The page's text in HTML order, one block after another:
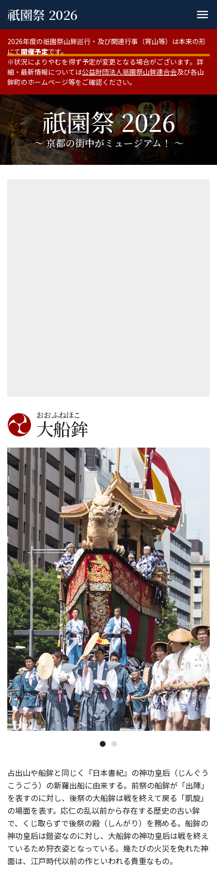
祇園祭 2026 menu
2026年度の祇園祭山鉾巡行・及び関連行事（宵山等）は本来の形
にて開催予定です。
※状況によりやむを得ず予定が変更となる場合がございます。詳
細・最新情報については公益財団法人祇園祭山鉾連合会及び各山
鉾町のホームページ等をご確認ください。
祇園祭 2026
〜 京都の街中がミュージアム！ 〜
おおふねほこ
大船鉾
占出山や船鉾と同じく『日本書紀』の神功皇后（じんぐう
こうごう）の新羅出船に由来する。前祭の船鉾が「出陣」
を表すのに対し、後祭の大船鉾は戦を終えて戻る「凱旋」
の場面を表す。応仁の乱以前から存在する歴史の古い鉾
で、くじ取らずで後祭の殿（しんがり）を務める。船鉾の
神功皇后は鎧姿なのに対し、大船鉾の神功皇后は戦を終え
ているため狩衣姿となっている。幾たびの火災を免れた神
面は、江戸時代以前の作といわれる貴重なもの。